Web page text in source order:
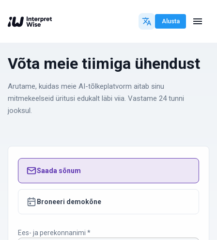
Alusta
Võta meie tiimiga ühendust
Arutame, kuidas meie AI-tõlkeplatvorm aitab sinu
mitmekeelseid üritusi edukalt läbi viia. Vastame 24 tunni
jooksul.
Saada sõnum
Broneeri demokõne
Ees- ja perekonnanimi *